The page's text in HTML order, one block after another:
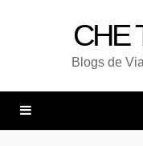
CHE
Blogs de